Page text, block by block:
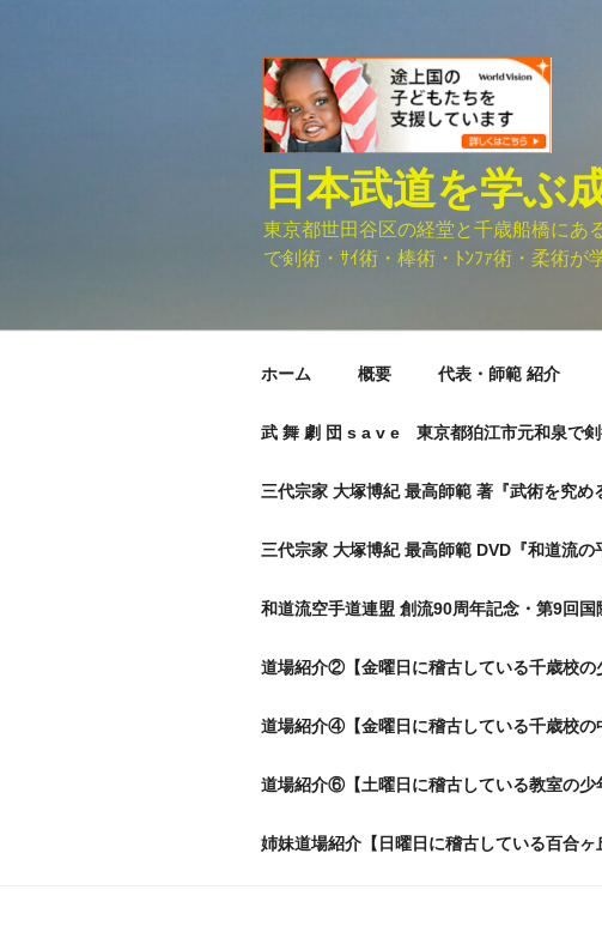
日本武道を学ぶ
東京都世田谷区の経堂と千歳船橋に
で剣術・ｻｲ術・棒術・ﾄﾝﾌｧ術・柔術が
ホーム 概要 代表・師範 紹介
武 舞 劇 団 s a v e 東京都狛江市元和泉で
三代宗家 大塚博紀 最高師範 著『武術を究
三代宗家 大塚博紀 最高師範 DVD『和道流
和道流空手道連盟 創流90周年記念・第9回
道場紹介②【金曜日に稽古している千歳校の
道場紹介④【金曜日に稽古している千歳校の
道場紹介⑥【土曜日に稽古している教室の少
姉妹道場紹介【日曜日に稽古している百合ヶ